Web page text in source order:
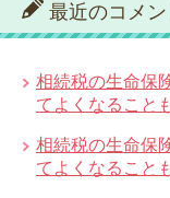
最近のコメン
相続税の生命保
てよくなること
相続税の生命保
てよくなること